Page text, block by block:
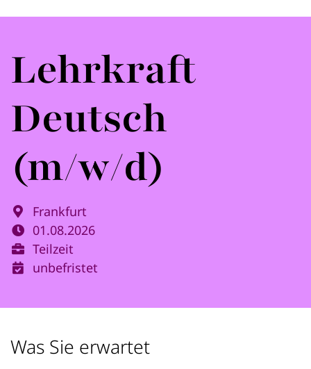
Lehrkraft
Deutsch
(m/w/d)
Frankfurt
01.08.2026
Teilzeit
unbefristet
Was Sie erwartet